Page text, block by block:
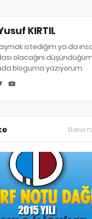
KIRTIL
istediğim ya da
olacağını
bloguma yazıyorum.
Daha